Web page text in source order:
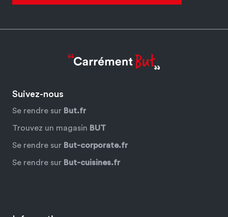
Suivez-nous
Se rendre sur But.fr
Trouvez un magasin BUT
Se rendre sur But-corporate.fr
Se rendre sur But-cuisines.fr